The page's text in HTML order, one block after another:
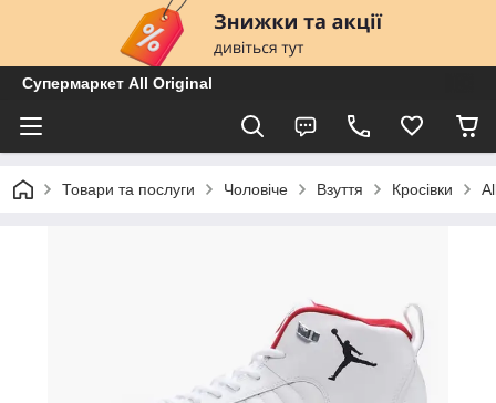
Супермаркет All Original
Товари та послуги Чоловіче Взуття Кросівки